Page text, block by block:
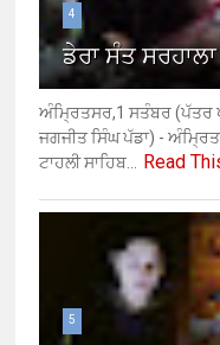
4
ਡੇਰਾ ਸੰਤ
ਅੰਮ੍ਰਿਤਸਰ,1 ਸਤੰਬਰ (ਪੱਤਰ
ਜਗਜੀਤ ਸਿੰਘ ਪੱਡਾ) -
ਟਾਹਲੀ ਸਾਹਿਬ...
Read
5